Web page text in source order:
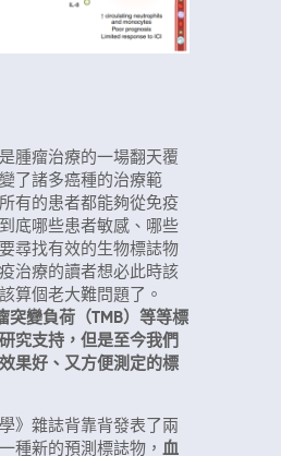
腫瘤治療的一場翻天覆
了諸多癌種的治療範
有的患者都能夠從免疫
底哪些患者敏感、哪些
尋找有效的生物標誌物
治療的讀者想必此時該
算個老大難問題了。
突變負荷（TMB）等等標
究支持，但是至今我們
果好、又方便測定的標
》雜誌背靠背發表了兩
種新的預測標誌物， 血